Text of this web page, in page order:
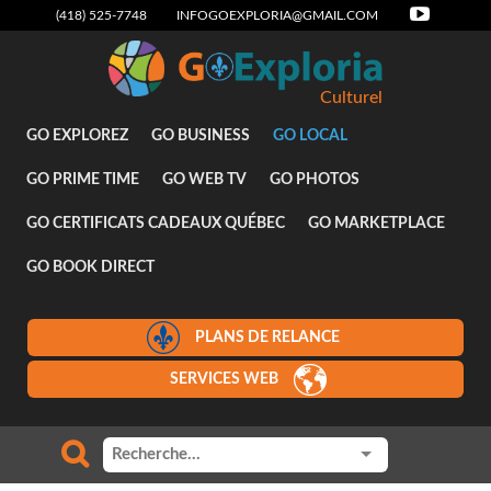
(418) 525-7748 INFOGOEXPLORIA@GMAIL.COM
Culturel
GO EXPLOREZ GO BUSINESS GO LOCAL
GO PRIME TIME GO WEB TV GO PHOTOS
GO CERTIFICATS CADEAUX QUÉBEC GO MARKETPLACE
GO BOOK DIRECT
PLANS DE RELANCE
SERVICES WEB